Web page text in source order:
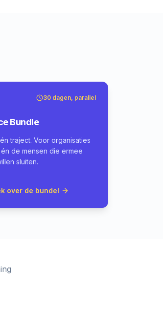
30 dagen, parallel
Bundle
traject. Voor organisaties
de mensen die ermee
sluiten.
over de bundel